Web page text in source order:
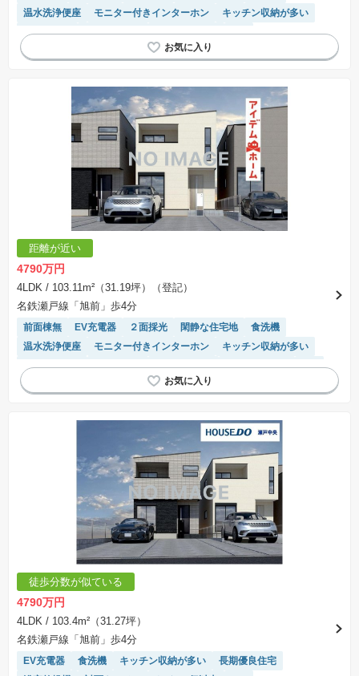
温水洗浄便座
モニター付きインターホン
キッチン収納が多い
浴室乾燥機
対面キッチン トイレ2個以上
SIC
接面道路の幅が６m以上
陽当り良好 システムキッチン
距離が近い
4790万円
4LDK / 103.11m²（31.19坪）（登記）
名鉄瀬戸線「旭前」歩4分
前面棟無 EV充電器 ２面採光 閑静な住宅地
食洗機
温水洗浄便座
モニター付きインターホン
キッチン収納が多い
バリアフリー
浴室乾燥機 対面キッチン トイレ2個以上
SIC
接面道路の幅が６m以上
陽当り良好
窓付き浴室
徒歩分数が似ている
4790万円
4LDK / 103.4m²（31.27坪）
名鉄瀬戸線「旭前」歩4分
EV充電器 食洗機 キッチン収納が多い
長期優良住宅